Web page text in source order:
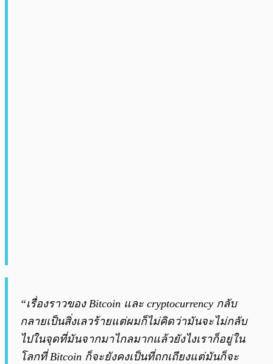
“เรื่องราวของ Bitcoin และ cryptocurrency กลับ
กลายเป็นสิ่งเลวร้ายแต่ผมก็ไม่คิดว่ามันจะไม่กลับ
ไปในจุดที่มันจากมาไกลมากแล้วยังไงเราก็อยู่ใน
โลกที่ Bitcoin ก็จะยังคงเป็นที่ถกเถียงแต่มันก็จะ